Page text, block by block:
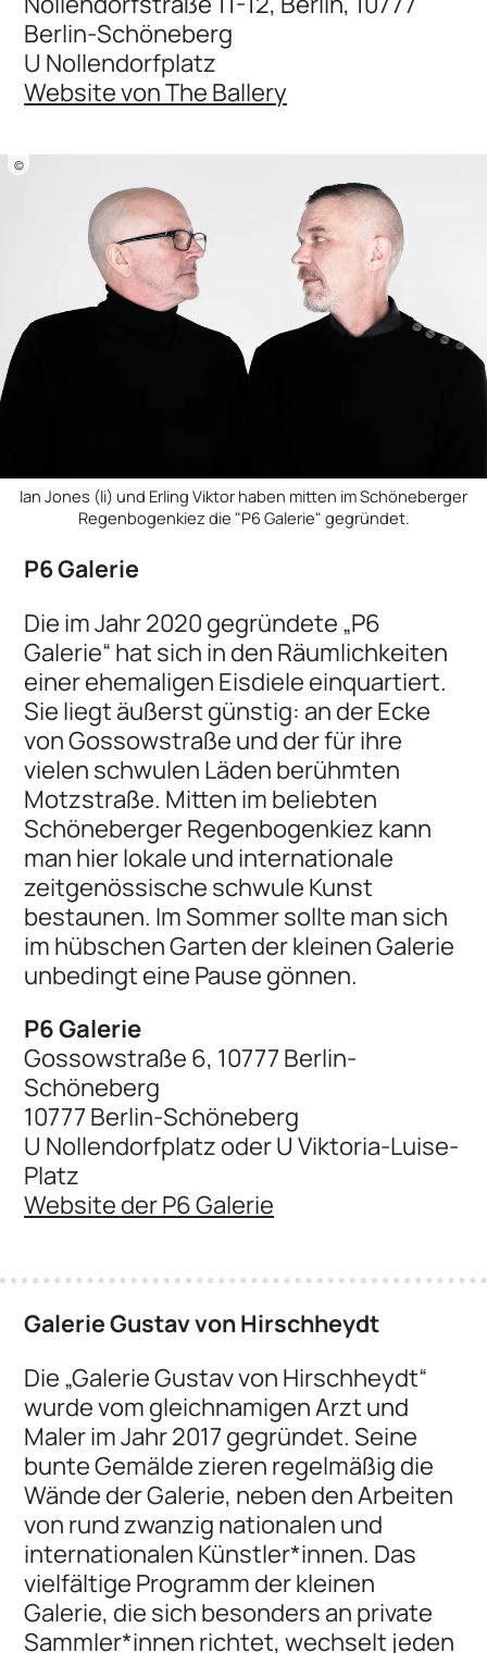
Berlin-Schöneberg
U Nollendorfplatz
Website von The Ballery
©
Ian Jones (li) und Erling Viktor haben mitten im Schöneberger
Regenbogenkiez die "P6 Galerie" gegründet.
P6 Galerie
Die im Jahr 2020 gegründete „P6
Galerie“ hat sich in den Räumlichkeiten
einer ehemaligen Eisdiele einquartiert.
Sie liegt äußerst günstig: an der Ecke
von Gossowstraße und der für ihre
vielen schwulen Läden berühmten
Motzstraße. Mitten im beliebten
Schöneberger Regenbogenkiez kann
man hier lokale und internationale
zeitgenössische schwule Kunst
bestaunen. Im Sommer sollte man sich
im hübschen Garten der kleinen Galerie
unbedingt eine Pause gönnen.
P6 Galerie
Gossowstraße 6, 10777 Berlin-
Schöneberg
10777 Berlin-Schöneberg
U Nollendorfplatz oder U Viktoria-Luise-
Platz
Website der P6 Galerie
Galerie Gustav von Hirschheydt
Die „Galerie Gustav von Hirschheydt“
wurde vom gleichnamigen Arzt und
Maler im Jahr 2017 gegründet. Seine
bunte Gemälde zieren regelmäßig die
Wände der Galerie, neben den Arbeiten
von rund zwanzig nationalen und
internationalen Künstler*innen. Das
vielfältige Programm der kleinen
Galerie, die sich besonders an private
Sammler*innen richtet, wechselt jeden